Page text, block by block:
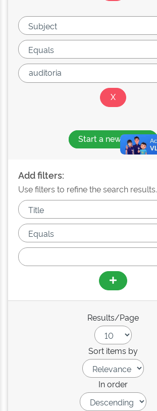
Start a new search
Add filters:
Use filters to refine the search results.
Results/Page
Sort items by
In order